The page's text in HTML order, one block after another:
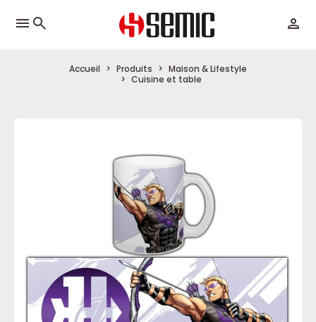
menu
Accueil Produits
Maison & Lifestyle
Cuisine et table